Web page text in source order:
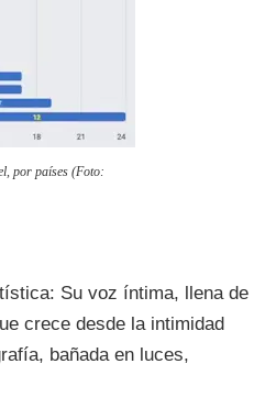
por países (Foto:
Su voz íntima, llena de
crece desde la intimidad
bañada en luces,